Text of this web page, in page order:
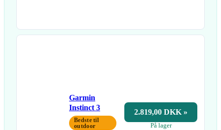
Garmin
Instinct 3
Bedste til
outdoor
2.819,00 DKK »
På lager